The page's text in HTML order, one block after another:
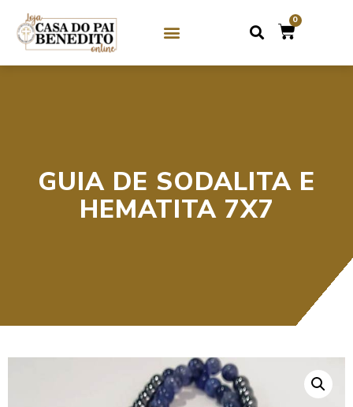
0
GUIA DE SODALITA E
HEMATITA 7X7